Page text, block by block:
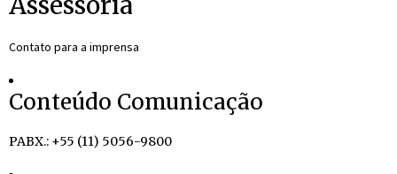
Contato para a imprensa
Conteúdo Comunicação
PABX.: +55 (11) 5056-9800